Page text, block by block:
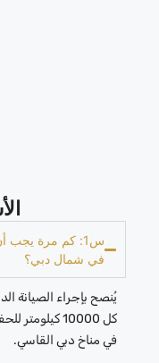
س1: كم مرة يجب
في شمال دبي؟
يُنصح بإجراء الصيانة
كل 10000
في مناخ دبي القاسي.